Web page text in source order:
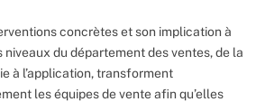
concrètes et son implication à
niveaux du département des ventes, de la
à l’application, transforment
les équipes de vente afin qu’elles